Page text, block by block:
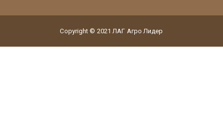
Copyright © 2021 ЛАГ Агро Лидер